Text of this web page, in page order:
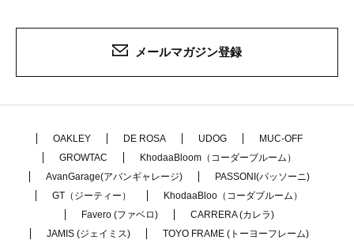
メールマガジン登録
OAKLEY DE ROSA UDOG
MUC-OFF
GROWTAC
KhodaaBloom（コーダーブルーム）
AvanGarage(アバンギャレージ)
PASSONI(パッソーニ)
GT（ジーティー）
KhodaaBloo（コーダブルーム）
Favero (ファベロ)
CARRERA (カレラ)
JAMIS (ジェイミス)
TOYO FRAME (トーヨーフレーム)